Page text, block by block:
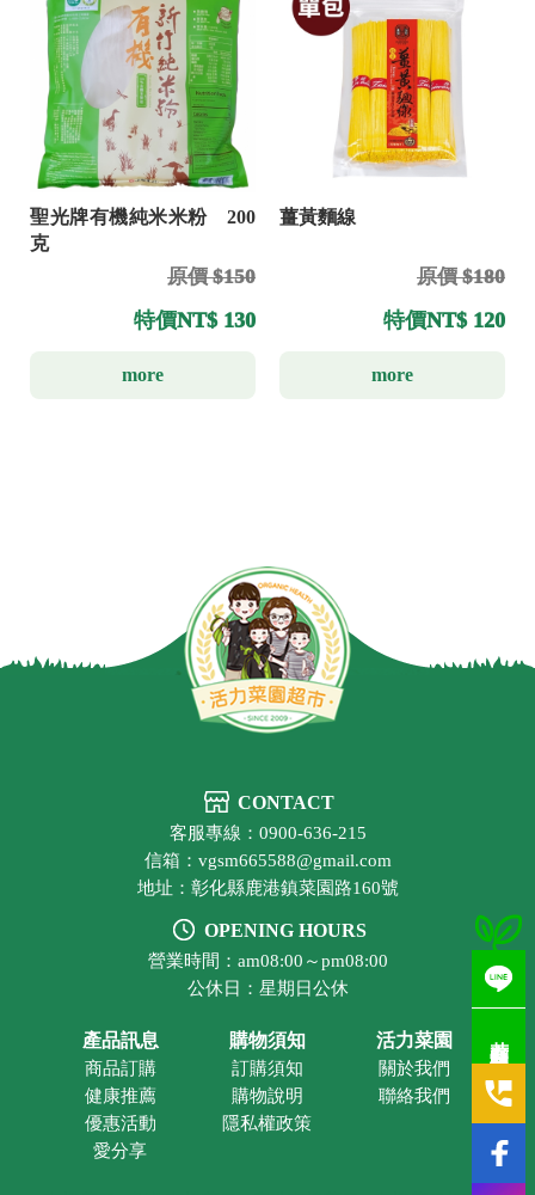
聖光牌有機純米米粉 200
克
原價 $150
特價NT$ 130
more
薑黃麵線
原價 $180
特價NT$ 120
more
CONTACT
客服專線：0900-636-215
信箱：vgsm665588@gmail.com
地址：彰化縣鹿港鎮菜園路160號
OPENING HOURS
營業時間：am08:00～pm08:00
公休日：星期日公休
產品訊息
商品訂購
健康推薦
優惠活動
愛分享
購物須知
訂購須知
購物說明
隱私權政策
活力菜園
關於我們
聯絡我們